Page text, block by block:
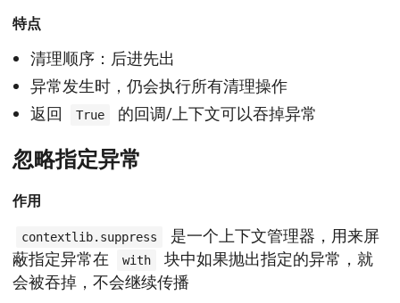
特点
清理顺序：后进先出
异常发生时，仍会执行所有清理操作
返回
True 的回调/上下文可以吞掉异常
忽略指定异常
作用
contextlib.suppress
是一个上下文管理器，用来屏
蔽指定异常在
with
块中如果抛出指定的异常，就
会被吞掉，不会继续传播